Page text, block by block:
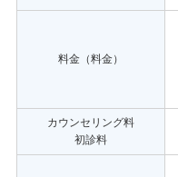
料金（料金）
カウンセリング料
初診料